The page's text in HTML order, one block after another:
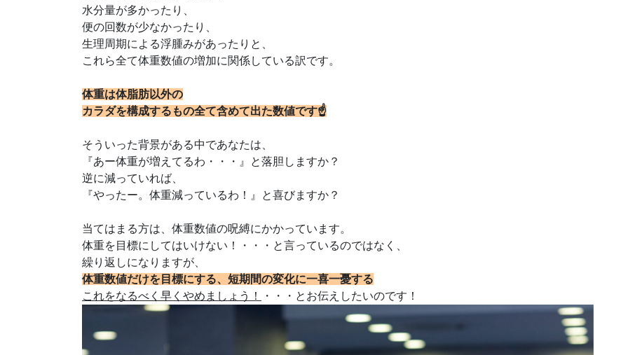
水分量が多かったり、
便の回数が少なかったり、
生理周期による浮腫みがあったりと、
これら全て体重数値の増加に関係している訳です。
体重は体脂肪以外の
カラダを構成するもの全て含めて出た数値です☝
そういった背景がある中であなたは、
『あー体重が増えてるわ・・・』と落胆しますか？
逆に減っていれば、
『やったー。体重減っているわ！』と喜びますか？
当てはまる方は、体重数値の呪縛にかかっています。
体重を目標にしてはいけない！・・・と言っているのではなく、
繰り返しになりますが、
体重数値だけを目標にする、短期間の変化に一喜一憂する
これをなるべく早くやめましょう！
・・・とお伝えしたいのです！